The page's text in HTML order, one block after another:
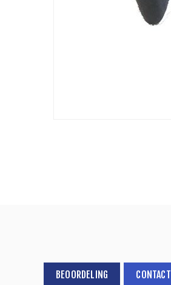
BEOORDELING CONTACT